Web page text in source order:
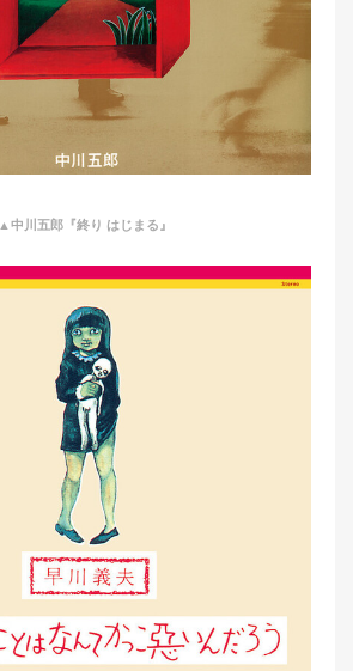
▲中川五郎『終り はじまる』